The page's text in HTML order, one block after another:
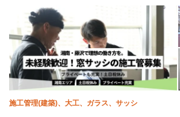
施工管理(建築)、大工、ガラス、サッシ